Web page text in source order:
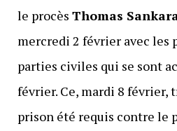
le procès Thomas
mercredi 2 février avec les
parties civiles qui se sont
février. Ce, mardi 8 février,
prison été requis contre le